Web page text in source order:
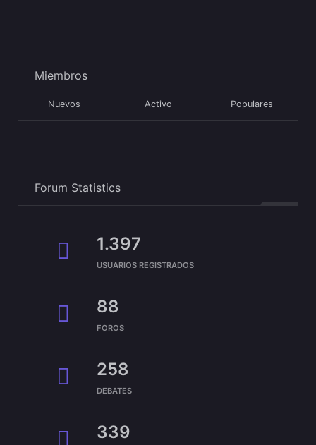
Miembros
Nuevos Activo Populares
Forum Statistics
1.397
USUARIOS REGISTRADOS
88
FOROS
258
DEBATES
339